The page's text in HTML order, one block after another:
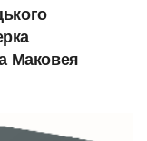
Маковея